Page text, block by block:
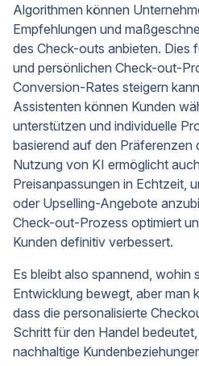
Algorithmen können
Empfehlungen und
des Check-outs anbieten. Dies
und persönlichen Check-out-
Conversion-Rates steigern
Assistenten können Kunden
unterstützen und individuelle
basierend auf den Präferenzen
Nutzung von KI ermöglicht
Preisanpassungen in Echtzeit,
oder Upselling-Angebote
Check-out-Prozess optimiert
Kunden definitiv verbessert.
Es bleibt also spannend, wohin
Entwicklung bewegt, aber man
dass die personalisierte
Schritt für den Handel
nachhaltige